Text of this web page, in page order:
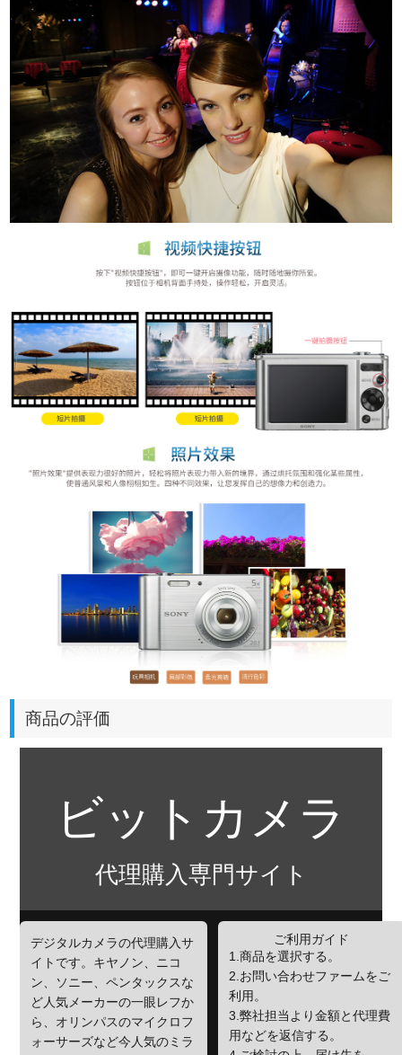
商品の評価
ビットカメラ
代理購入専門サイト
デジタルカメラの代理購入サ
イトです。キヤノン、ニコ
ン、ソニー、ペンタックスな
ど人気メーカーの一眼レフか
ら、オリンパスのマイクロフ
ォーサーズなど今人気のミラ
ご利用ガイド
1.商品を選択する。
2.お問い合わせファームをご
利用。
3.弊社担当より金額と代理費
用などを返信する。